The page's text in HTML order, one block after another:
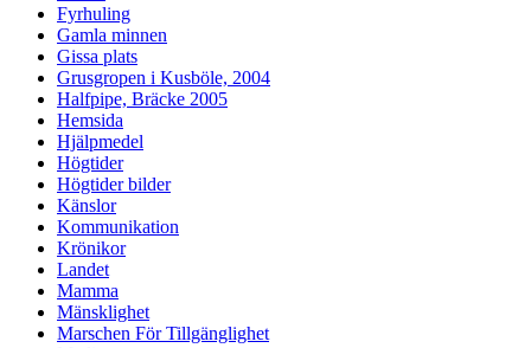
Fyrhuling
Gamla minnen
Gissa plats
Grusgropen i Kusböle, 2004
Halfpipe, Bräcke 2005
Hemsida
Hjälpmedel
Högtider
Högtider bilder
Känslor
Kommunikation
Krönikor
Landet
Mamma
Mänsklighet
Marschen För Tillgänglighet